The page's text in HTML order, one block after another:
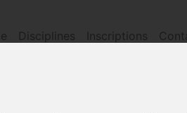
Disciplines Inscriptions
souterraine et de la sociÉtÉ